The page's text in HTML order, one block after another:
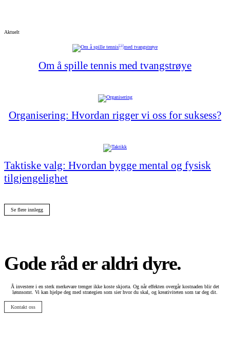
Aktuelt
Om å spille tennis med tvangstrøye
Organisering: Hvordan rigger vi oss for suksess?
Taktiske valg: Hvordan bygge mental og fysisk
tilgjengelighet
Se flere innlegg
Gode råd er aldri dyre.
Å investere i en sterk merkevare trenger ikke koste skjorta. Og når effekten overgår kostnaden blir det
lønnsomt. Vi kan hjelpe deg med strategien som sier hvor du skal, og kreativiteten som tar deg dit.
Kontakt oss